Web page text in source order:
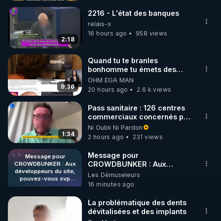
2) Les outils électromagnétiques dans nos
infrastructures les faisant fonctionner en nous.
3) L’histoire des témoins et des victimes de tout cela
depuis déjà 30 ans et bien avant nous tous.
Pour en savoir plus : PDF qui sert de Thèse à cette
https://tinyurl.com/2u5h6a9r
Vidéos des précédents et des prochains épisodes
https://tinyurl.com/2sfuazce
Article du N° 120 de Top Secret d'Août 2023
prolongeant cette Mini Série : « Révélations 2023 :
2:18
2216 - L'état des banques
relais-x
16 hours ago
958 views
9:36
Quand tu te branles
bonhomme tu émets des
ondes ils ont juste omis de
t'expliquer
OHM ÉGA MAN
20 hours ago
2.6 k views
1:34
Pass sanitaire : 126 centres
commerciaux concernés par
l'obligation dans toute la
France
Ni Oubli Ni Pardon
2 hours ago
231 views
Message pour
CROWDBUNKER : Aux
développeurs du site,
pouvez-vous svp
remettre la
"Les plus récents" car
c'est une
fonctionnalité bien
Message pour
CROWDBUNKER : Aux
développeurs du site,
pouvez-vous svp remettre la
fonctionnalité de tri par "Les
plus récents" car c'est une
fonctionnalité bien pratique
et sans ça, nous n'avons pas
Les Démuseleurs
16 minutes ago
La problématique des dents
dévitalisées et des implants